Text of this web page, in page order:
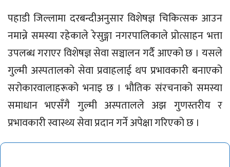
पहाडी जिल्लामा दरबन्दीअनुसार विशेषज्ञ चिकित्सक आउन
नमान्ने समस्या रहेकाले रेसुङ्गा नगरपालिकाले प्रोत्साहन भत्ता
उपलब्ध गराएर विशेषज्ञ सेवा सञ्चालन गर्दै आएको छ । यसले
गुल्मी अस्पतालको सेवा प्रवाहलाई थप प्रभावकारी बनाएको
सरोकारवालाहरूको भनाइ छ । भौतिक संरचनाको समस्या
समाधान भएसँगै गुल्मी अस्पतालले अझ गुणस्तरीय र
प्रभावकारी स्वास्थ्य सेवा प्रदान गर्ने अपेक्षा गरिएको छ ।